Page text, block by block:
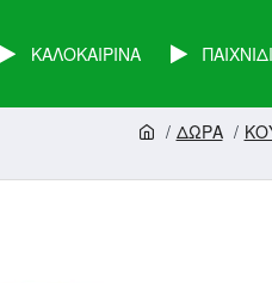
ΚΑΛΟΚΑΙΡΙΝΑ
ΔΩΡΑ